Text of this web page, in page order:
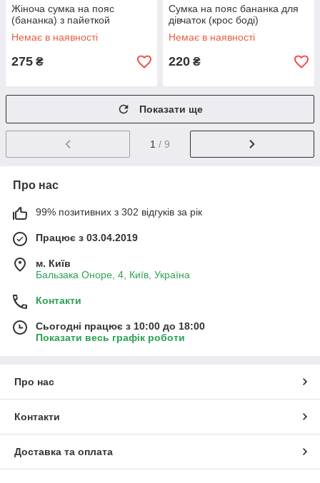
Жіноча сумка на пояс
(бананка) з пайеткой
Немає в наявності
275 ₴
Сумка на пояс бананка для
дівчаток (крос боді)
Немає в наявності
220 ₴
Показати ще
1 / 9
Про нас
99% позитивних з 302 відгуків за рік
Працює з 03.04.2019
м. Київ
Бальзака Оноре, 4, Київ, Україна
Контакти
Сьогодні працює з 10:00 до 18:00
Показати весь графік роботи
Про нас
Контакти
Доставка та оплата